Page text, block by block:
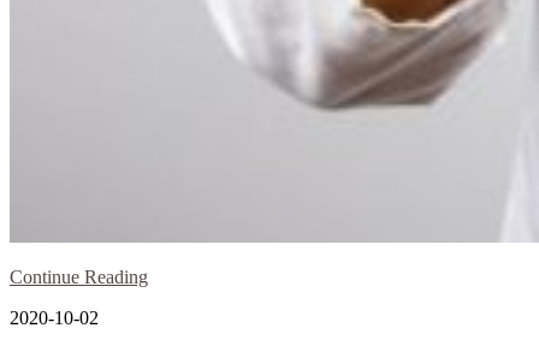
Continue Reading
2020-10-02